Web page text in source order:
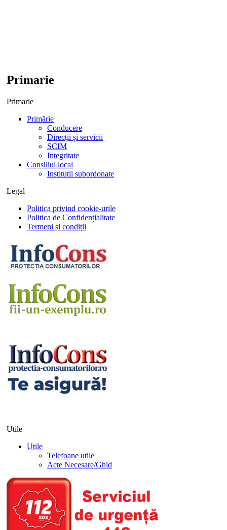
Primarie
Primarie
Primărie
Conducere
Direcții și servicii
SCIM
Integritate
Consiliul local
Institutii subordonate
Legal
Politica privind cookie-urile
Politica de Confidențialitate
Termeni și condiții
Utile
Utile
Telefoane utile
Acte Necesare/Ghid